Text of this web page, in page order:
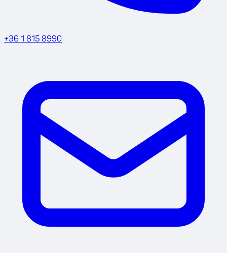
+36 1 815 8990